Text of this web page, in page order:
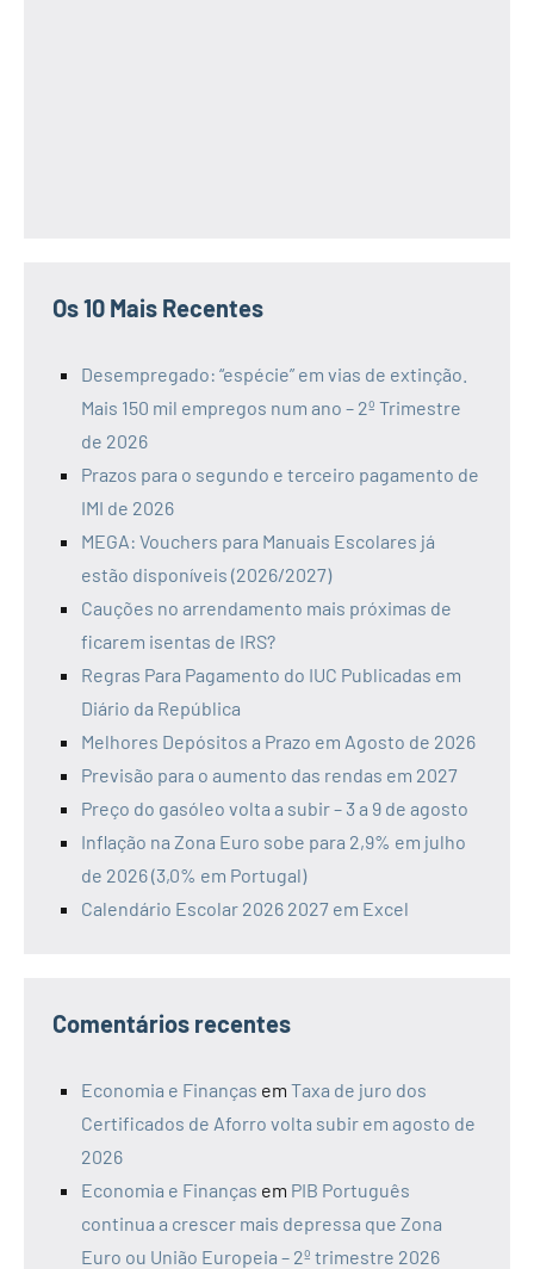
Os 10 Mais Recentes
Desempregado: “espécie” em vias de extinção.
Mais 150 mil empregos num ano – 2º Trimestre
de 2026
Prazos para o segundo e terceiro pagamento de
IMI de 2026
MEGA: Vouchers para Manuais Escolares já
estão disponíveis (2026/2027)
Cauções no arrendamento mais próximas de
ficarem isentas de IRS?
Regras Para Pagamento do IUC Publicadas em
Diário da República
Melhores Depósitos a Prazo em Agosto de 2026
Previsão para o aumento das rendas em 2027
Preço do gasóleo volta a subir – 3 a 9 de agosto
Inflação na Zona Euro sobe para 2,9% em julho
de 2026 (3,0% em Portugal)
Calendário Escolar 2026 2027 em Excel
Comentários recentes
Economia e Finanças em Taxa de juro dos
Certificados de Aforro volta subir em agosto de
2026
Economia e Finanças em PIB Português
continua a crescer mais depressa que Zona
Euro ou União Europeia – 2º trimestre 2026